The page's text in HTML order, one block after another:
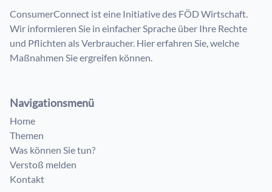
ConsumerConnect ist eine Initiative des FÖD Wirtschaft.
Wir informieren Sie in einfacher Sprache über Ihre Rechte
und Pflichten als Verbraucher. Hier erfahren Sie, welche
Maßnahmen Sie ergreifen können.
Navigationsmenü
Home
Themen
Was können Sie tun?
Verstoß melden
Kontakt